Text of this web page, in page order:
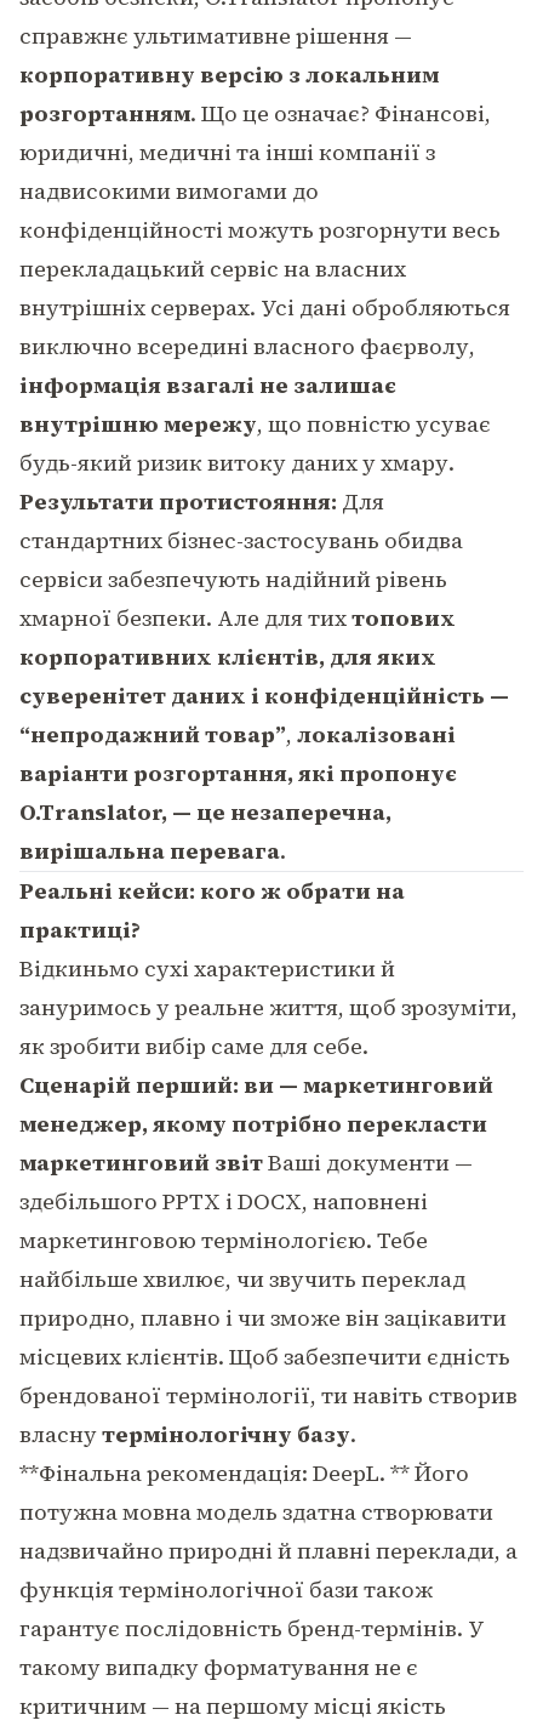
справжнє ультимативне рішення —
корпоративну версію з локальним
розгортанням. Що це означає? Фінансові,
юридичні, медичні та інші компанії з
надвисокими вимогами до
конфіденційності можуть розгорнути весь
перекладацький сервіс на власних
внутрішніх серверах. Усі дані обробляються
виключно всередині власного фаєрволу,
інформація взагалі не залишає
внутрішню мережу, що повністю усуває
будь-який ризик витоку даних у хмару.
Результати протистояння: Для
стандартних бізнес-застосувань обидва
сервіси забезпечують надійний рівень
хмарної безпеки. Але для тихтопових
корпоративних клієнтів, для яких
суверенітет даних і конфіденційність —
“непродажний товар”, локалізовані
варіанти розгортання, які пропонує
O.Translator, — це незаперечна,
вирішальна перевага.
Реальні кейси: кого ж обрати на
практиці?
Відкиньмо сухі характеристики й
зануримось у реальне життя, щоб зрозуміти,
як зробити вибір саме для себе.
Сценарій перший: ви — маркетинговий
менеджер, якому потрібно перекласти
маркетинговий звітВаші документи —
здебільшого PPTX і DOCX, наповнені
маркетинговою термінологією. Тебе
найбільше хвилює, чи звучить переклад
природно, плавно і чи зможе він зацікавити
місцевих клієнтів. Щоб забезпечити єдність
брендованої термінології, ти навіть створив
власнутермінологічну базу.
**Фінальна рекомендація: DeepL. ** Його
потужна мовна модель здатна створювати
надзвичайно природні й плавні переклади, а
функція термінологічної бази також
гарантує послідовність бренд-термінів. У
такому випадку форматування не є
критичним — на першому місці якість